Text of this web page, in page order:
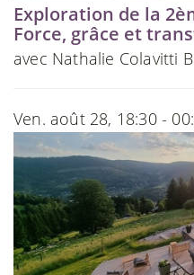
Exploration de la
Force, grâce et
avec Nathalie Colavitti
Ven. août 28, 18:30 -